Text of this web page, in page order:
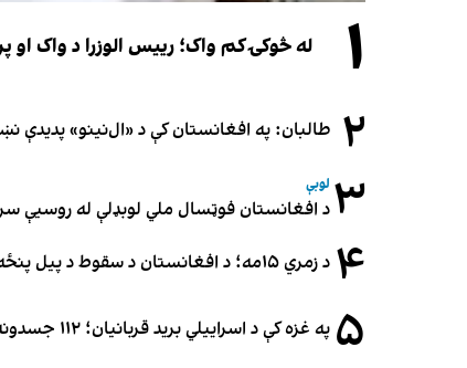
۱ له څوکۍ کم واک؛ رییس الوزرا د واک او
۲ طالبان: په افغانستان کې د «ال‌نینو»
۳ لوبې
د افغانستان فوټسال ملي لوبډلې له روسیې سره لوبه ۳-۳
۴ د زمري ۱۵مه؛ د افغانستان د سقوط د پیل پنځه کاله او دوامدارې ننګونې
۵ په غزه کې د اسراییلي برید قربانیان؛ ۱۱۲ جسدونه په ډله‌ییز ډول خاورو ته وسپارل شول